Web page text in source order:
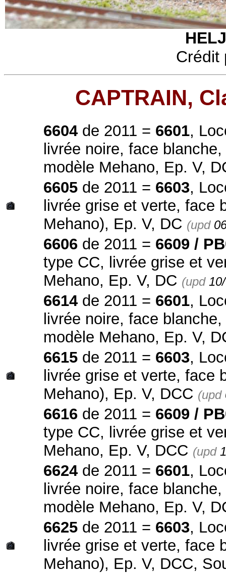
Crédit
CAPTRAIN,
6604 de 2011 = 6601,
livrée noire, face
modèle Mehano, Ep. V,
6605 de 2011 = 6603,
livrée grise et verte, face
Mehano), Ep. V, DC (upd
6606 de 2011 = 6609 /
type CC, livrée grise et
Mehano, Ep. V, DC (upd
6614 de 2011 = 6601,
livrée noire, face
modèle Mehano, Ep. V,
6615 de 2011 = 6603,
livrée grise et verte, face
Mehano), Ep. V, DCC (upd
6616 de 2011 = 6609 /
type CC, livrée grise et
Mehano, Ep. V, DCC (upd
6624 de 2011 = 6601,
livrée noire, face
modèle Mehano, Ep. V,
6625 de 2011 = 6603,
livrée grise et verte, face
Mehano), Ep. V, DCC,